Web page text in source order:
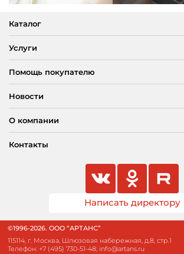
Каталог
Услуги
Помощь покупателю
Новости
О компании
Контакты
Написать директору
©1996-2026. ООО “АРТАНС”
115114, г. Москва, Шлюзовая набережная, д.8, стр.1
Телефон: +7 (495) 730-51-48; info@artans.ru